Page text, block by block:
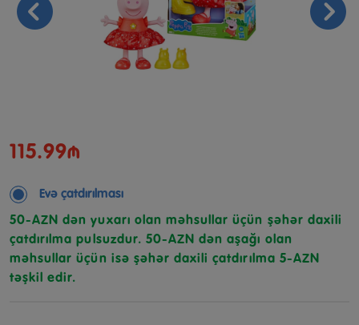
115.99₼
Evə çatdırılması
50-AZN dən yuxarı olan məhsullar üçün şəhər daxili
çatdırılma pulsuzdur. 50-AZN dən aşağı olan
məhsullar üçün isə şəhər daxili çatdırılma 5-AZN
təşkil edir.